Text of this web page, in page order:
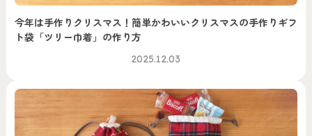
今年は手作りクリスマス！簡単かわいいクリスマスの手作りギフ
ト袋「ツリー巾着」の作り方
2025.12.03